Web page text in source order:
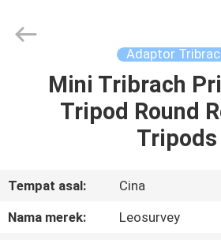
RUMAH
TENTANG
KAMI
Instrument
Co.,Ltd.
Adaptor
Mini Tribrach
Tripod Round
Tripods
Tempat asal:
Cina
Nama merek:
Leosurvey